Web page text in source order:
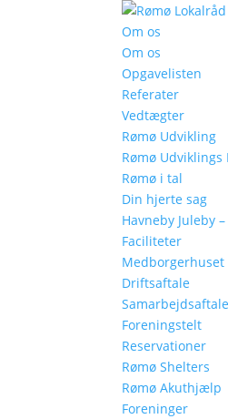
Om os
Om os
Opgavelisten
Referater
Vedtægter
Rømø Udvikling
Rømø Udviklings
Rømø i tal
Din hjerte sag
Havneby Juleby
Faciliteter
Medborgerhuset
Driftsaftale
Samarbejdsaftale
Foreningstelt
Reservationer
Rømø Shelters
Rømø Akuthjælp
Foreninger